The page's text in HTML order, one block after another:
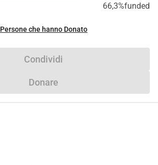
66,3%funded
Persone che hanno Donato
Condividi
Donare